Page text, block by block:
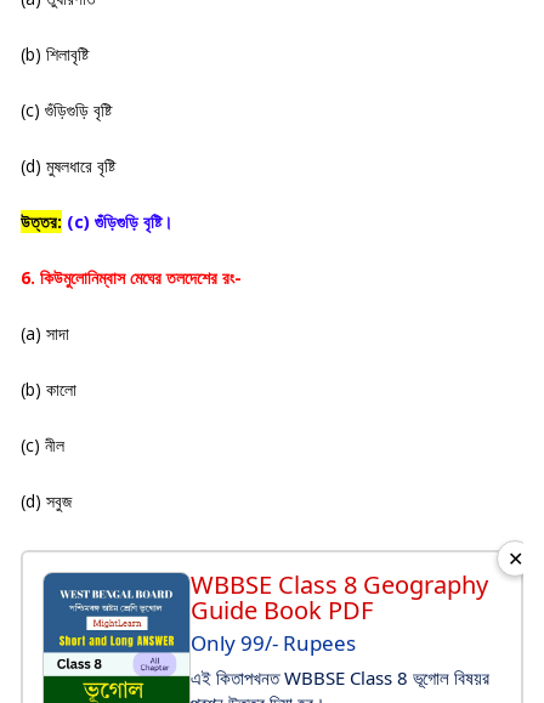
(b) শিলাবৃষ্টি
(c) গুঁড়িগুড়ি বৃষ্টি
(d) মুষলধারে বৃষ্টি
উত্তর: (c) গুঁড়িগুড়ি বৃষ্টি।
6. কিউমুলোনিম্বাস মেঘের তলদেশের রং-
(a) সাদা
(b) কালো
(c) নীল
(d) সবুজ
WBBSE Class 8 Geography
Guide Book PDF
Only 99/- Rupees
এই কিতাপখনত WBBSE Class 8 ভূগোল বিষয়র
✕